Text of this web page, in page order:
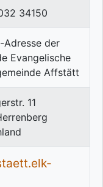
34150
11